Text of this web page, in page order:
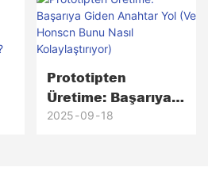
Hattını Nasıl Aktif
Hale Getiriyor?
Prototipten
Üretime: Başarıya
Giden Anahtar Yol
2025 09 18